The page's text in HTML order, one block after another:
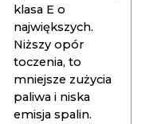
klasa E o
największych.
Niższy opór
toczenia, to
mniejsze zużycia
paliwa i niska
emisja spalin.